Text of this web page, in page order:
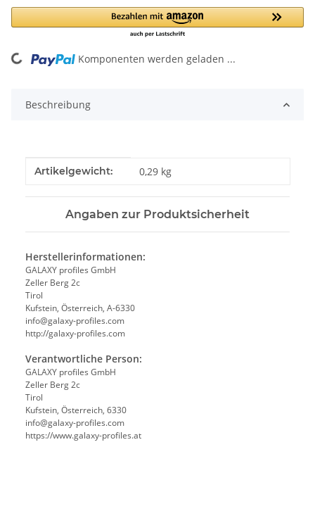
Loading... Komponenten werden geladen ...
Beschreibung
Produkteigenschaft
Wert
Artikelgewicht: 0,29 kg
Angaben zur Produktsicherheit
Herstellerinformationen:
GALAXY profiles GmbH
Zeller Berg 2c
Tirol
Kufstein, Österreich, A-6330
info@galaxy-profiles.com
http://galaxy-profiles.com
Verantwortliche Person:
GALAXY profiles GmbH
Zeller Berg 2c
Tirol
Kufstein, Österreich, 6330
info@galaxy-profiles.com
https://www.galaxy-profiles.at